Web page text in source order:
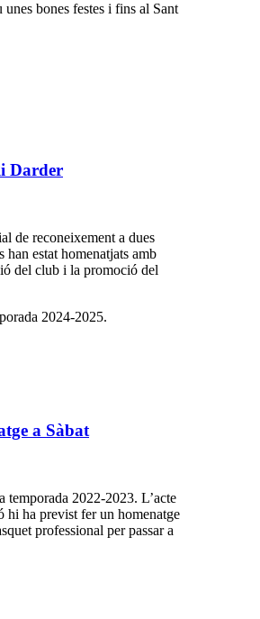
bones festes i fins al Sant
Darder
de reconeixement a dues
estat homenatjats amb
del club i la promoció del
2024-2025.
a Sàbat
temporada 2022-2023. L’acte
hi ha previst fer un homenatge
professional per passar a